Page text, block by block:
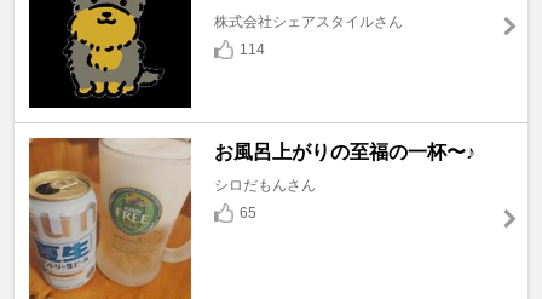
株式会社シェアスタイルさん
114
お風呂上がりの至福の一杯〜♪
シロだもんさん
65